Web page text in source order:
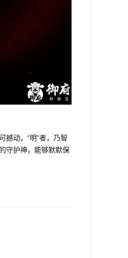
撼动，“明”者，乃智
守护神，能够默默保